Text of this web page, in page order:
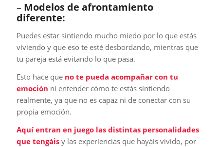
– Modelos de afrontamiento
diferente:
Puedes estar sintiendo mucho miedo por lo que estás
viviendo y que eso te esté desbordando, mientras que
tu pareja está evitando lo que pasa.
Esto hace que no te pueda acompañar con tu
emoción ni entender cómo te estás sintiendo
realmente, ya que no es capaz ni de conectar con su
propia emoción.
Aquí entran en juego las distintas personalidades
que tengáis y las experiencias que hayáis vivido, por